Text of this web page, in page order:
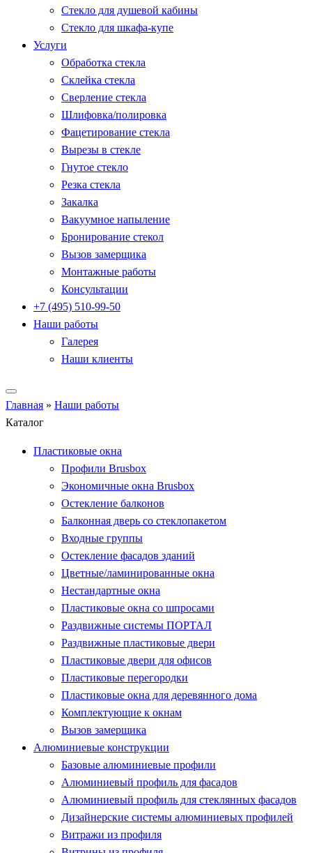
Стекло для душевой кабины
Стекло для шкафа-купе
Услуги
Обработка стекла
Склейка стекла
Сверление стекла
Шлифовка/полировка
Фацетирование стекла
Вырезы в стекле
Гнутое стекло
Резка стекла
Закалка
Вакуумное напыление
Бронирование стекол
Вызов замерщика
Монтажные работы
Консультации
+7 (495) 510-99-50
Наши работы
Галерея
Наши клиенты
Главная » Наши работы
Каталог
Пластиковые окна
Профили Brusbox
Экономичные окна Brusbox
Остекление балконов
Балконная дверь со стеклопакетом
Входные группы
Остекление фасадов зданий
Цветные/ламинированные окна
Нестандартные окна
Пластиковые окна со шпросами
Раздвижные системы ПОРТАЛ
Раздвижные пластиковые двери
Пластиковые двери для офисов
Пластиковые перегородки
Пластиковые окна для деревянного дома
Комплектующие к окнам
Вызов замерщика
Алюминиевые конструкции
Базовые алюминиевые профили
Алюминиевый профиль для фасадов
Алюминиевый профиль для стеклянных фасадов
Дизайнерские системы алюминиевых профилей
Витражи из профиля